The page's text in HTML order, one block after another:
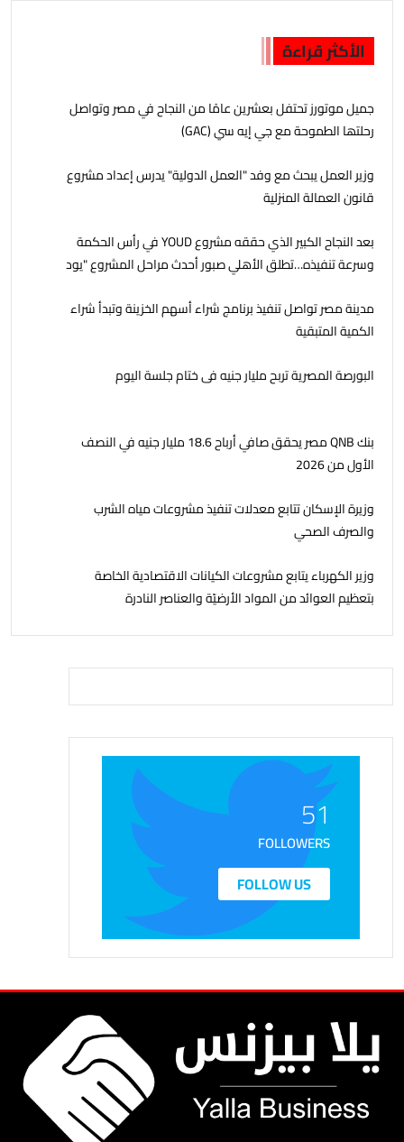
الأكثر قراءة
جمیل موتورز تحتفل بعشرين عامًا من النجاح في مصر وتواصل
رحلتھا الطموحة مع جي إيه سي (GAC)
وزير العمل يبحث مع وفد "العمل الدولية" يدرس إعداد مشروع
قانون العمالة المنزلية
بعد النجاح الكبير الذي حققه مشروع YOUD في رأس الحكمة
وسرعة تنفيذه…تطلق الأهلي صبور أحدث مراحل المشروع "يود
مدينة مصر تواصل تنفيذ برنامج شراء أسهم الخزينة وتبدأ شراء
الكمية المتبقية
البورصة المصرية تربح مليار جنيه فى ختام جلسة اليوم
بنك QNB مصر يحقق صافي أرباح 18.6 مليار جنيه في النصف
الأول من 2026
وزيرة الإسكان تتابع معدلات تنفيذ مشروعات مياه الشرب
والصرف الصحي
وزير الكهرباء يتابع مشروعات الكيانات الاقتصادية الخاصة
بتعظيم العوائد من المواد الأرضيّة والعناصر النادرة
51
FOLLOWERS
FOLLOW US